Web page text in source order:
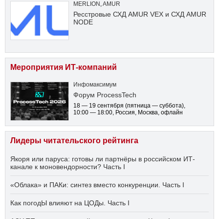
MERLION AMUR
Ресстровые СХД AMUR VEX и СХД AMUR
NODE
Мероприятия ИТ-компаний
Инфомаксимум
Форум ProcessTech
18 — 19 сентября (пятница — суббота),
10:00 — 18:00, Россия, Москва, офлайн
Лидеры читательского рейтинга
Якоря или паруса: готовы ли партнёры в российском ИТ-
канале к моновендорности? Часть I
«Облака» и ПАКи: синтез вместо конкуренции. Часть I
Как погодЫ влияют на ЦОДы. Часть I